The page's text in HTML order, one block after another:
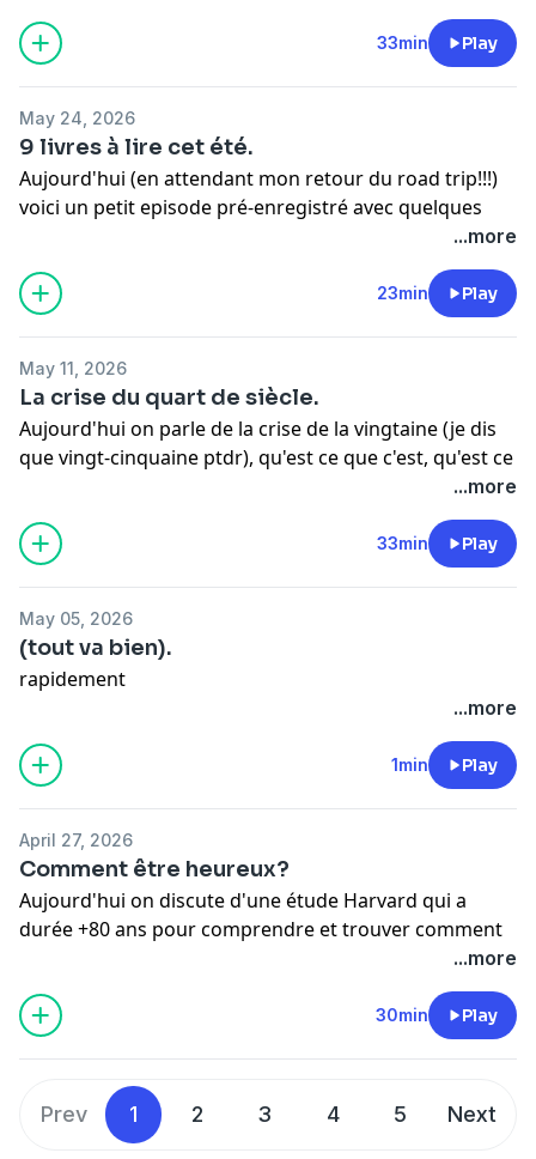
✩ Interagir :
33min Play
May 24, 2026
9 livres à lire cet été.
Aujourd'hui (en attendant mon retour du road trip!!!)
voici un petit episode pré-enregistré avec quelques
recommandations de livres à lire pour cet été 2026!!!
The Queen's Rising (The Queen’s Rising,
Listen for the Lie
Numéro deux
The FuryMichaelides, Alex*
This is Going to Hurt: Secret Diaries of a Junior Doctor
Kay, Adam*
Zevin,
Gabrielle
Yellowface
...more
23min Play
May 11, 2026
La crise du quart de siècle.
Aujourd'hui on parle de la crise de la vingtaine (je dis
que vingt-cinquaine ptdr), qu'est ce que c'est, qu'est ce
symptômes... et des pistes à suggérer pour aller
mieux?
...more
33min Play
May 05, 2026
(tout va bien).
rapidement
...more
1min Play
April 27, 2026
Comment être heureux?
Aujourd'hui on discute d'une étude Harvard qui a
durée +80 ans pour comprendre et trouver comment
être heureux. Le bonheur résiderait dans la stabilité et
le maintient de 3 piliers dont on va parler à la maison.
✩ Interagir :
podcastcheznous@gmail.com
✩ business :
...more
30min Play
Prev 1 2 3 4 5 Next